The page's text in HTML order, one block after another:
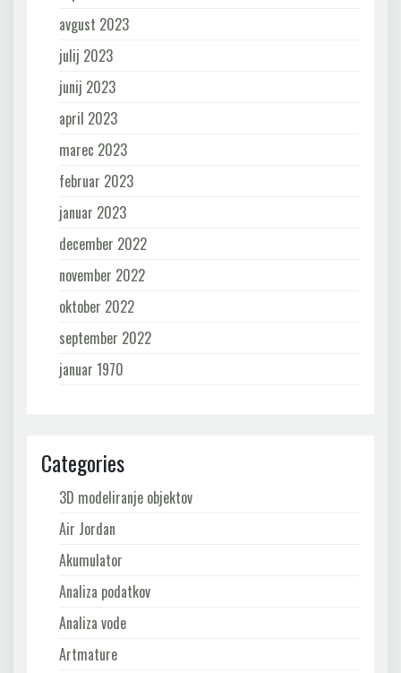
avgust 2023
julij 2023
junij 2023
april 2023
marec 2023
februar 2023
januar 2023
december 2022
november 2022
oktober 2022
september 2022
januar 1970
Categories
3D modeliranje objektov
Air Jordan
Akumulator
Analiza podatkov
Analiza vode
Artmature